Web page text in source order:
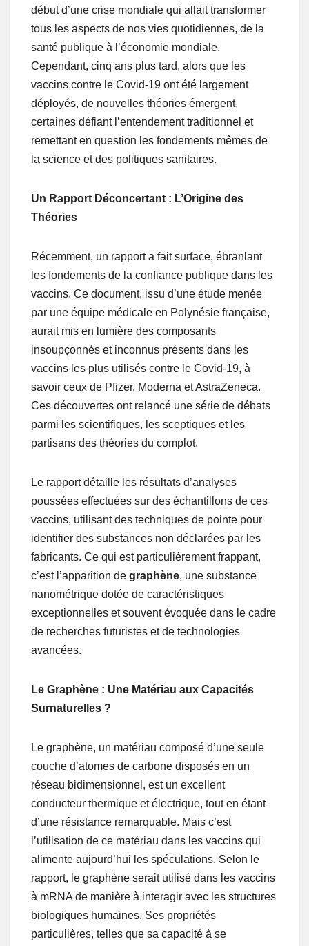
début d’une crise mondiale qui allait transformer
tous les aspects de nos vies quotidiennes, de la
santé publique à l’économie mondiale.
Cependant, cinq ans plus tard, alors que les
vaccins contre le Covid-19 ont été largement
déployés, de nouvelles théories émergent,
certaines défiant l’entendement traditionnel et
remettant en question les fondements mêmes de
la science et des politiques sanitaires.
Un Rapport Déconcertant : L’Origine des
Théories
Récemment, un rapport a fait surface, ébranlant
les fondements de la confiance publique dans les
vaccins. Ce document, issu d’une étude menée
par une équipe médicale en Polynésie française,
aurait mis en lumière des composants
insoupçonnés et inconnus présents dans les
vaccins les plus utilisés contre le Covid-19, à
savoir ceux de Pfizer, Moderna et AstraZeneca.
Ces découvertes ont relancé une série de débats
parmi les scientifiques, les sceptiques et les
partisans des théories du complot.
Le rapport détaille les résultats d’analyses
poussées effectuées sur des échantillons de ces
vaccins, utilisant des techniques de pointe pour
identifier des substances non déclarées par les
fabricants. Ce qui est particulièrement frappant,
c’est l’apparition de graphène, une substance
nanométrique dotée de caractéristiques
exceptionnelles et souvent évoquée dans le cadre
de recherches futuristes et de technologies
avancées.
Le Graphène : Une Matériau aux Capacités
Surnaturelles ?
Le graphène, un matériau composé d’une seule
couche d’atomes de carbone disposés en un
réseau bidimensionnel, est un excellent
conducteur thermique et électrique, tout en étant
d’une résistance remarquable. Mais c’est
l’utilisation de ce matériau dans les vaccins qui
alimente aujourd’hui les spéculations. Selon le
rapport, le graphène serait utilisé dans les vaccins
à mRNA de manière à interagir avec les structures
biologiques humaines. Ses propriétés
particulières, telles que sa capacité à se